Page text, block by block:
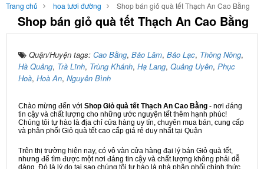
Trang chủ hoa tươi đường Shop bán giỏ quà tết Thạch An Cao Bằng
Shop bán giỏ quà tết Thạch An Cao Bằng
Quận/Huyện tags: Cao Bằng, Bảo Lâm, Bảo Lạc, Thông Nông,
Hà Quảng, Trà Lĩnh, Trùng Khánh, Hạ Lang, Quảng Uyên, Phục
Hoà, Hoà An, Nguyên Bình
Chào mừng đến với Shop Giỏ quà tết Thạch An Cao Bằng - nơi đáng
tin cậy và chất lượng cho những ước nguyện tết thêm hạnh phúc!
Chúng tôi tự hào là địa chỉ cửa hàng uy tín, chuyên mua bán, cung cấp
và phân phối Giỏ quà tết cao cấp giá rẻ duy nhất tại Quận
Trên thị trường hiện nay, có vô vàn cửa hàng đại lý bán Giỏ quà tết,
nhưng để tìm được một nơi đáng tin cậy và chất lượng không phải dễ
dàng. Đó là lý do tại sao chúng tôi tự hào là nhà phân phối chính thức